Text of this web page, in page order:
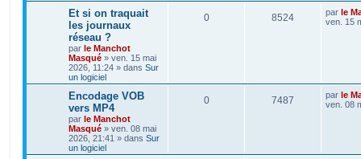
Et si on traquait
les journaux
réseau ?
par le Manchot
Masqué » ven. 15 mai
2026, 11:24 » dans Sur
un logiciel
0 8524 par le
ven. 15
Encodage VOB
vers MP4
par le Manchot
Masqué » ven. 08 mai
2026, 21:41 » dans Sur
un logiciel
0 7487 par le
ven. 08